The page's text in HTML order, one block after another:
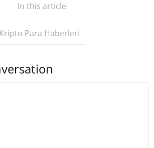
In this article
Kripto Para Haberleri